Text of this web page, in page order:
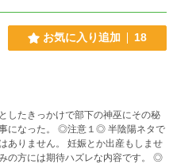
お気に入り追加 18
したきっかけで部下の神巫にその秘
意１◎ 半陰陽ネタで
ありません。 妊娠とか出産もしませ
方には期待ハズレな内容です。 ◎